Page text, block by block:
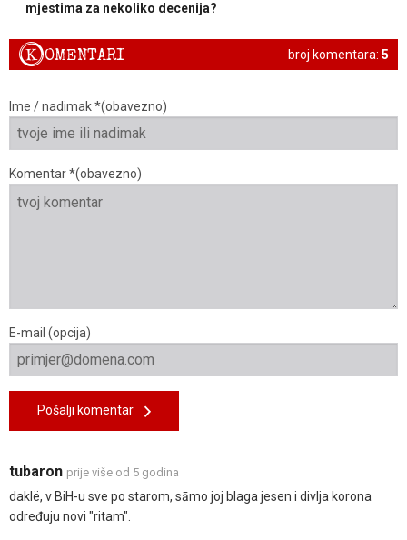
mjestima za nekoliko decenija?
broj komentara: 5
KOMENTARI
Ime / nadimak *(obavezno)
Komentar *(obavezno)
E-mail (opcija)
Pošalji komentar
tubaron prije više od 5 godina
daklë, v BiH-u sve po starom, sāmo joj blaga jesen i divlja korona
određuju novi "ritam".